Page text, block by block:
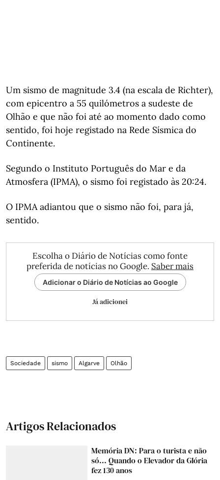
Um sismo de magnitude 3.4 (na escala de Richter),
com epicentro a 55 quilómetros a sudeste de
Olhão e que não foi até ao momento dado como
sentido, foi hoje registado na Rede Sísmica do
Continente.
Segundo o Instituto Português do Mar e da
Atmosfera (IPMA), o sismo foi registado às 20:24.
O IPMA adiantou que o sismo não foi, para já,
sentido.
Escolha o Diário de Notícias como fonte
preferida de notícias no Google. Saber mais
Adicionar o Diário de Notícias ao Google
Já adicionei
Sociedade sismo Algarve Olhão
Artigos Relacionados
Memória DN: Para o turista e não
só... Quando o Elevador da Glória
fez 130 anos